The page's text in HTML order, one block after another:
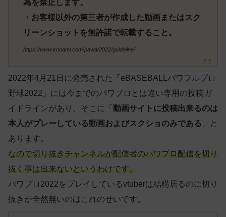
為を禁止します。
・お客様以外の第三者が作成した動画またはスク
リーンショットを無許諾で転載すること。
https://www.konami.com/pawa/2022/guideline/
2022年4月21日に発売された「eBASEBALLパワフルプロ
野球2022」には今までのパワプロとは違い専用の投稿ガ
イドラインがあり、そこに「 動画サイトに投稿出来るのは
本人がプレーしている動画およびスクショのみである 」と
あります。
なので切り抜きチャンネルが配信者のパワプロ配信を切り
抜く事は出来ないというわけです。
パワプロ2022をプレイしているvtuberは結構居るのに切り
抜きが全然無いのはこれのせいです。